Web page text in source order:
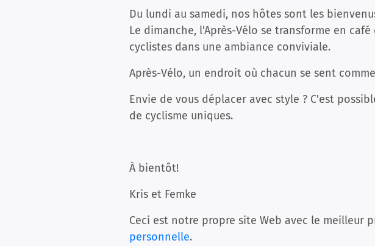
Du lundi au samedi, nos hôtes sont les
Le dimanche, l'Après-Vélo se transforme en
cyclistes dans une ambiance conviviale.
Après-Vélo, un endroit où chacun se sent
Envie de vous déplacer avec style ? C'est
de cyclisme uniques.
À bientôt!
Kris et Femke
Ceci est notre propre site Web avec le meilleur
personnelle.